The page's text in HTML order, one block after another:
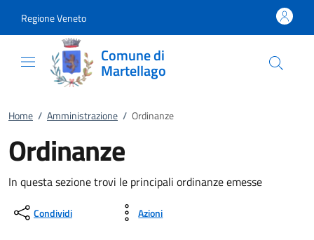
Regione Veneto
Comune di
Martellago
Home / Amministrazione / Ordinanze
Ordinanze
In questa sezione trovi le principali ordinanze emesse
Condividi Azioni